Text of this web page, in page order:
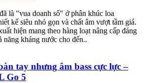
là "vua doanh số" ở phân khúc loa
kế siêu nhỏ gọn và chất âm vượt tầm giá.
hiện mang theo hàng loạt nâng cấp đáng
năng kháng nước cho đến..
tay nhưng âm bass cực lực –
Go 5